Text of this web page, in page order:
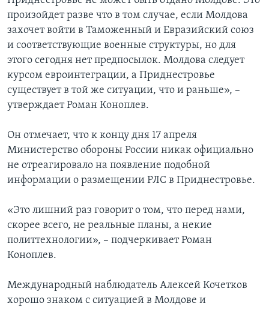
произойдет разве что в том случае, если Молдова
захочет войти в Таможенный и Евразийский союз
и соответствующие военные структуры, но для
этого сегодня нет предпосылок. Молдова следует
курсом евроинтеграции, а Приднестровье
существует в той же ситуации, что и раньше», –
утверждает Роман Коноплев.
Он отмечает, что к концу дня 17 апреля
Министерство обороны России никак официально
не отреагировало на появление подобной
информации о размещении РЛС в Приднестровье.
«Это лишний раз говорит о том, что перед нами,
скорее всего, не реальные планы, а некие
политтехнологии», – подчеркивает Роман
Коноплев.
Международный наблюдатель Алексей Кочетков
хорошо знаком с ситуацией в Молдове и